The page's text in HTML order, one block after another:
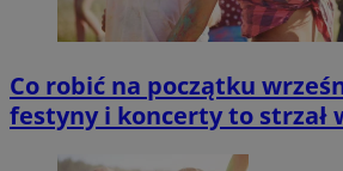
Co robić na początku
festyny i koncerty to strzał